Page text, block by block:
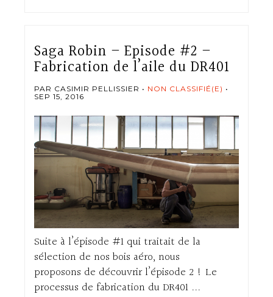
Saga Robin – Episode #2 –
Fabrication de l’aile du DR401
PAR CASIMIR PELLISSIER
NON CLASSIFIÉ(E)
SEP 15, 2016
Suite à l’épisode #1 qui traitait de la
sélection de nos bois aéro, nous
proposons de découvrir l’épisode 2 ! Le
processus de fabrication du DR401 ...